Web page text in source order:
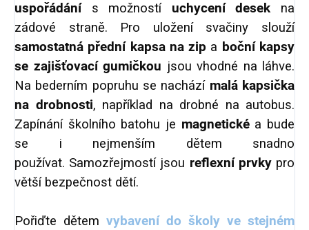
uspořádánís možností uchycení desek na
zádové straně. Pro uložení svačiny slouží
samostatná přední kapsa na zip a boční kapsy
se zajišťovací gumičkou jsou vhodné na láhve.
Na bederním popruhu se nachází malá kapsička
na drobnosti, například na drobné na autobus.
Zapínání školního batohu je magnetickéa bude
se i nejmenším dětem snadno
používat. Samozřejmostí jsou reflexní prvkypro
větší bezpečnost dětí.
Pořiďte dětem vybavení do školy ve stejném